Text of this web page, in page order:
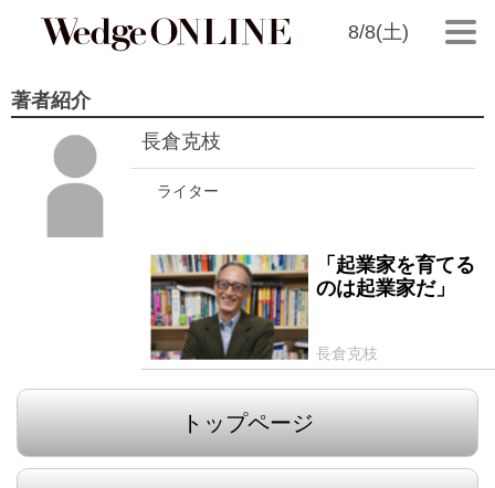
8/8(土)
著者紹介
長倉克枝
ライター
2014/01/22
「起業家を育てる
のは起業家だ」
長倉克枝
トップページ